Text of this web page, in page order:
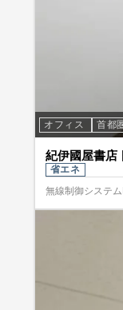
オフィス 首都
紀伊國屋書店
省エネ
無線制御システ